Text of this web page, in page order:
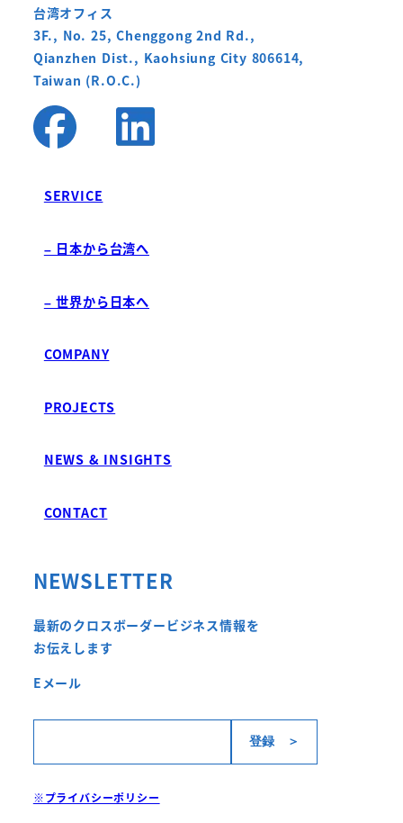
台湾オフィス
3F., No. 25, Chenggong 2nd Rd.,
Qianzhen Dist., Kaohsiung City 806614,
Taiwan (R.O.C.)
SERVICE
– 日本から台湾へ
– 世界から日本へ
COMPANY
PROJECTS
NEWS & INSIGHTS
CONTACT
NEWSLETTER
最新のクロスボーダービジネス情報を
お伝えします
Eメール
※プライバシーポリシー